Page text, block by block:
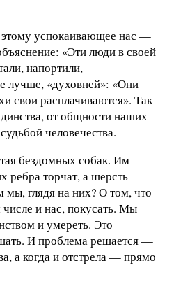
успокаивающее нас —
«Эти люди в своей
напортили,
лучше, «духовней»: «Они
свои расплачиваются». Так
от общности наших
человечества.
бездомных собак. Им
ребра торчат, а шерсть
мы, глядя на них? О том, что
и нас, покусать. Мы
и умереть. Это
И проблема решается —
а когда и отстрела — прямо